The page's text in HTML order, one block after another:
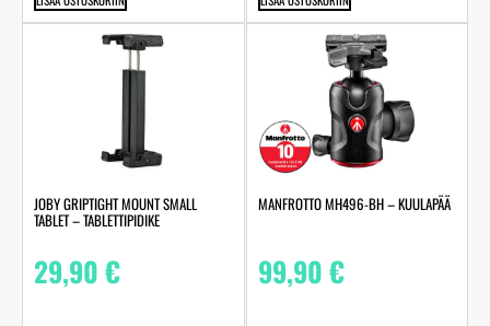
JOBY GRIPTIGHT MOUNT SMALL
TABLET – TABLETTIPIDIKE
29,90€
MANFROTTO MH496-BH – KUULAPÄÄ
99,90€